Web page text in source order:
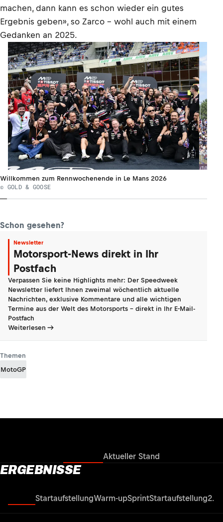
machen, dann kann es schon wieder ein gutes
Ergebnis geben», so Zarco – wohl auch mit einem
Gedanken an 2025.
Willkommen zum Rennwochenende in Le Mans 2026
© GOLD & GOOSE
Schon gesehen?
Newsletter
Motorsport-News direkt in Ihr
Postfach
Verpassen Sie keine Highlights mehr: Der Speedweek
Newsletter liefert Ihnen zweimal wöchentlich aktuelle
Nachrichten, exklusive Kommentare und alle wichtigen
Termine aus der Welt des Motorsports - direkt in Ihr E-Mail-
Postfach
Weiterlesen
Themen
MotoGP
Aktueller Stand
ERGEBNISSE
StartaufstellungWarm-upSprintStartaufstellung2.